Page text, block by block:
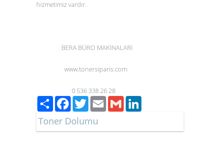
hizmetimiz vardır.
BERA BÜRO MAKİNALARI
www.tonersiparis.com
0 536 338 26 28
PaylaşFacebook
TwitterEmailGmail
Toner Dolumu